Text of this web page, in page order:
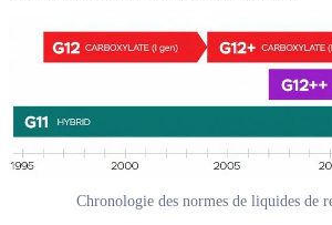
Chronologie des normes de liquides de